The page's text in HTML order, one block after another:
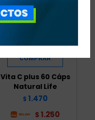
Vita C plus 60 Cáps
Natural Life
$ 1.470
$ 1.250